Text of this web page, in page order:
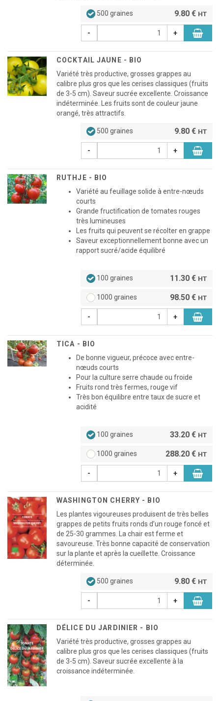
500 graines 9.80 € HT
- +
COCKTAIL JAUNE - BIO
Variété très productive, grosses grappes au
calibre plus gros que les cerises classiques (fruits
de 3-5 cm). Saveur sucrée excellente. Croissance
indéterminée. Les fruits sont de couleur jaune
orangé, très attractifs.
500 graines 9.80 € HT
- +
RUTHJE - BIO
Variété au feuillage solide à entre-nœuds
courts
Grande fructification de tomates rouges
très lumineuses
Les fruits qui peuvent se récolter en grappe
Saveur exceptionnellement bonne avec un
rapport sucré/acide équilibré
100 graines 11.30 € HT
1000 graines 98.50 € HT
- +
TICA - BIO
De bonne vigueur, précoce avec entre-
nœuds courts
Pour la culture serre chaude ou froide
Fruits rond très fermes, rouge vif
Très bon équilibre entre taux de sucre et
acidité
100 graines 33.20 € HT
1000 graines 288.20 € HT
- +
WASHINGTON CHERRY - BIO
Les plantes vigoureuses produisent de très belles
grappes de petits fruits ronds d’un rouge foncé et
de 25-30 grammes. La chair est ferme et
savoureuse. Très bonne capacité de conservation
sur la plante et après la cueillette. Croissance
déterminée.
500 graines 9.80 € HT
- +
DÉLICE DU JARDINIER - BIO
Variété très productive, grosses grappes au
calibre plus gros que les cerises classiques (fruits
de 3-5 cm). Saveur sucrée excellente à la
croissance indéterminée.